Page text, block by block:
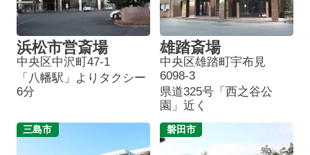
浜松市営斎場
中央区中沢町47-1
「八幡駅」よりタクシー
6分
雄踏斎場
中央区雄踏町宇布見
6098-3
県道325号「西之谷公
園」近く
三島市 磐田市
葬儀プランがお得な会員価格!